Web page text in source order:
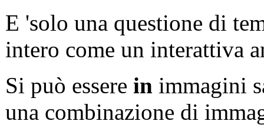
E 'solo una questione di
intero come un interattiva
Si può essere in immagini
una combinazione di